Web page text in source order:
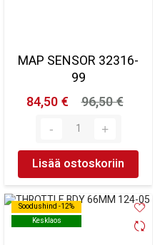
MAP SENSOR 32316-
99
84,50 €
96,50 €
Lisää ostoskoriin
Soodushind -12%
Kesklaos
Soodushind -12%
Kesklaos